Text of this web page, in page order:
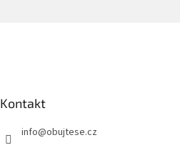
Kontakt
info@obujtese.cz